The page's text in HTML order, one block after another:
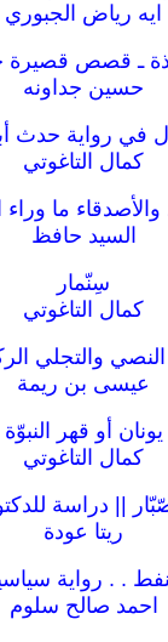
ايه رياض الجبوري
ـ قصص قصيرة
حسين جداونه
في رواية حدث
كمال التاغوتي
ما وراء
السيد حافظ
سِنّمار
كمال التاغوتي
النصي والتجلي
عيسى بن ريمة
يونان أو قهر النبوّة
كمال التاغوتي
|| دراسة
ريتا عودة
. . رواية
احمد صالح سلوم